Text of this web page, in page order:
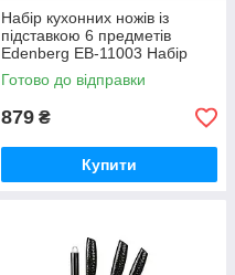
Набір кухонних ножів із
підставкою 6 предметів
Edenberg EB-11003 Набір
ножів із неіржавкої сталі на
підставці
Готово до відправки
879 ₴
Купити